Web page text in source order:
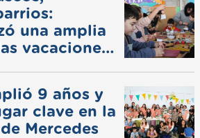
una amplia
vacaciones
9 años y
clave en la
Mercedes